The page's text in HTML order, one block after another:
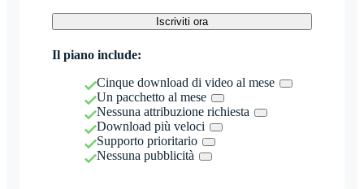
Iscriviti ora
Il piano include:
Cinque download di video al mese
Un pacchetto al mese
Nessuna attribuzione richiesta
Download più veloci
Supporto prioritario
Nessuna pubblicità